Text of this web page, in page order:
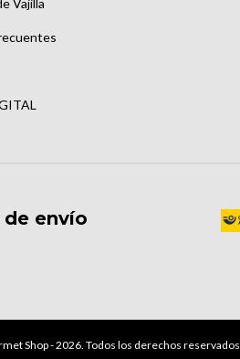
envío
Shop - 2026. Todos los derechos reservados.